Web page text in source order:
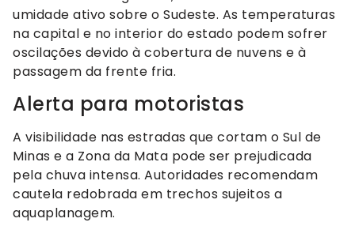
umidade ativo sobre o Sudeste. As temperaturas
na capital e no interior do estado podem sofrer
oscilações devido à cobertura de nuvens e à
passagem da frente fria.
Alerta para motoristas
A visibilidade nas estradas que cortam o Sul de
Minas e a Zona da Mata pode ser prejudicada
pela chuva intensa. Autoridades recomendam
cautela redobrada em trechos sujeitos a
aquaplanagem.